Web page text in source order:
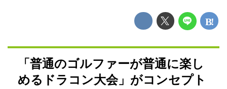
「普通のゴルファーが普通に楽し
めるドラコン大会」がコンセプト